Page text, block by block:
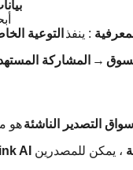
:
: ينفذ التوعية
→ المشاركة
التصدير الناشئة